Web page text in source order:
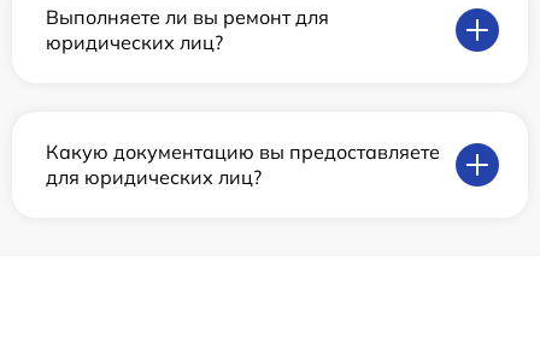
Выполняете ли вы ремонт для
юридических лиц?
Какую документацию вы предоставляете
для юридических лиц?